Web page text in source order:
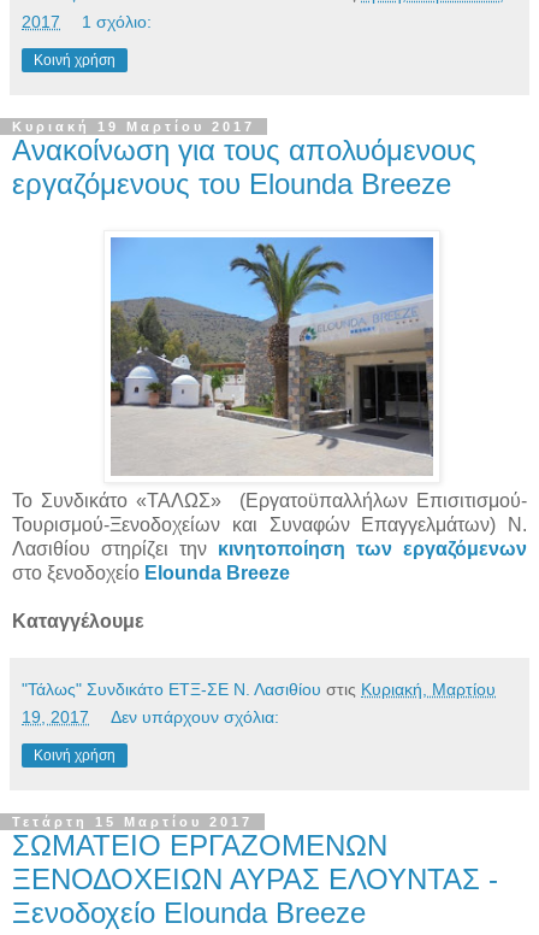
2017
1 σχόλιο:
Κοινή χρήση
Κυριακή 19 Μαρτίου 2017
Ανακοίνωση για τους απολυόμενους
εργαζόμενους του Elounda Breeze
Το Συνδικάτο «ΤΑΛΩΣ» (Εργατοϋπαλλήλων Επισιτισμού-
Τουρισμού-Ξενοδοχείων και Συναφών Επαγγελμάτων) Ν.
Λασιθίου στηρίζει την κινητοποίηση των εργαζόμενων
στο ξενοδοχείο Elounda Breeze
Καταγγέλουμε
"Τάλως" Συνδικάτο ΕΤΞ-ΣΕ Ν. Λασιθίου στις Κυριακή, Μαρτίου
19, 2017
Δεν υπάρχουν σχόλια:
Κοινή χρήση
Τετάρτη 15 Μαρτίου 2017
ΣΩΜΑΤΕΙΟ ΕΡΓΑΖΟΜΕΝΩΝ
ΞΕΝΟΔΟΧΕΙΩΝ ΑΥΡΑΣ ΕΛΟΥΝΤΑΣ -
Ξενοδοχείο Elounda Breeze